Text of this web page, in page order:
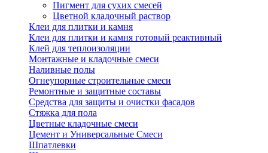
Пигмент для сухих смесей
Цветной кладочный раствор
Клеи для плитки и камня
Клеи для плитки и камня готовый реактивный
Клей для теплоизоляции
Монтажные и кладочные смеси
Наливные полы
Огнеупорные строительные смеси
Ремонтные и защитные составы
Средства для защиты и очистки фасадов
Стяжка для пола
Цветные кладочные смеси
Цемент и Универсальные Смеси
Шпатлевки